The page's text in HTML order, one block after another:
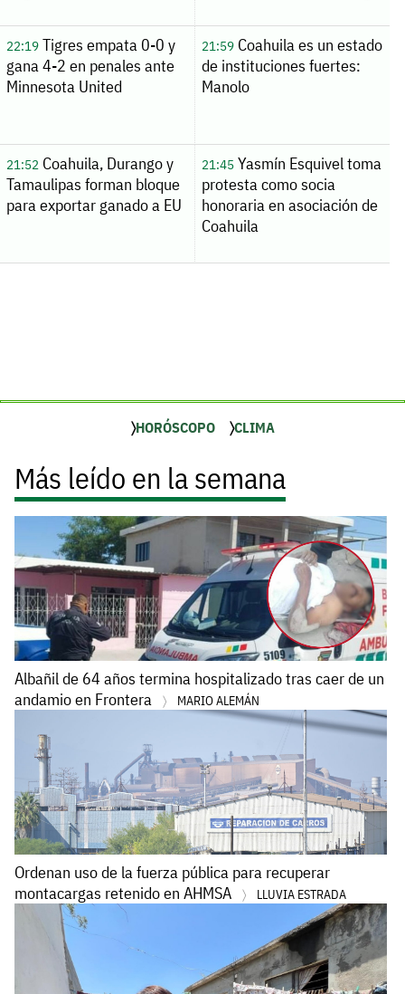
22:19Tigres empata 0-0 y
gana 4-2 en penales ante
Minnesota United
21:59Coahuila es un estado
de instituciones fuertes:
Manolo
21:52Coahuila, Durango y
Tamaulipas forman bloque
para exportar ganado a EU
21:45Yasmín Esquivel toma
protesta como socia
honoraria en asociación de
Coahuila
HORÓSCOPO CLIMA
Más leído en la semana
Albañil de 64 años termina hospitalizado tras caer de un
andamio en Frontera
MARIO ALEMÁN
Ordenan uso de la fuerza pública para recuperar
montacargas retenido en AHMSA
LLUVIA ESTRADA